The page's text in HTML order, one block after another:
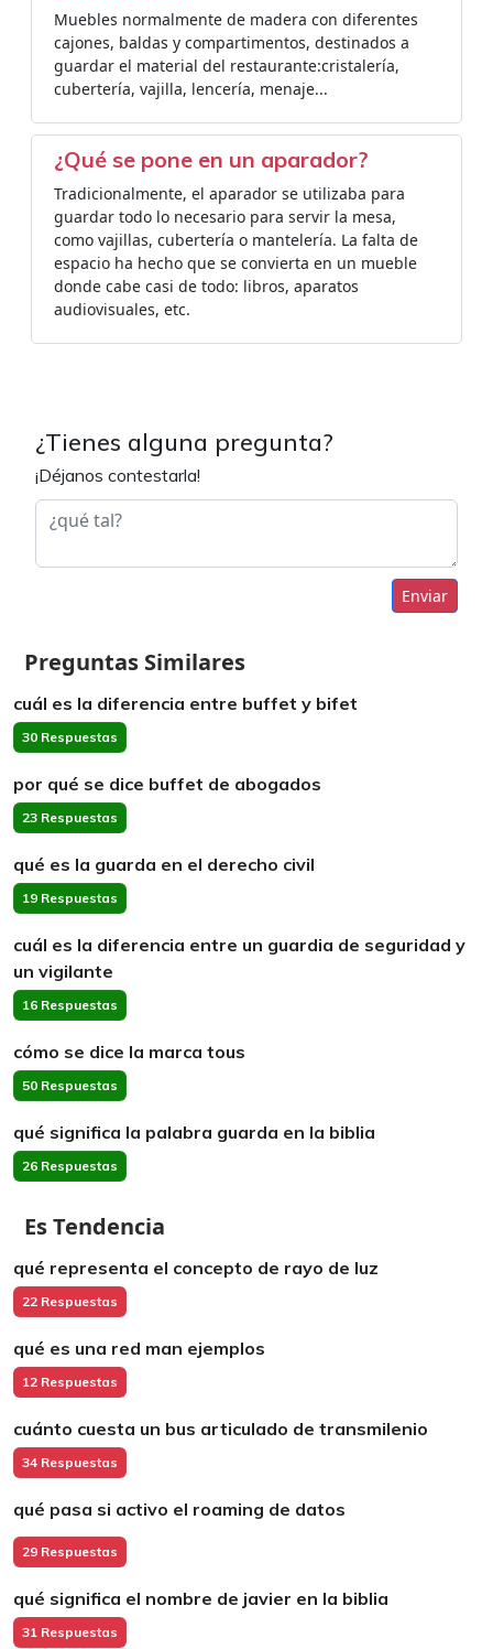
Muebles normalmente de madera con diferentes
cajones, baldas y compartimentos, destinados a
guardar el material del restaurante:cristalería,
cubertería, vajilla, lencería, menaje...
¿Qué se pone en un aparador?
Tradicionalmente, el aparador se utilizaba para
guardar todo lo necesario para servir la mesa,
como vajillas, cubertería o mantelería. La falta de
espacio ha hecho que se convierta en un mueble
donde cabe casi de todo: libros, aparatos
audiovisuales, etc.
¿Tienes alguna pregunta?
¡Déjanos contestarla!
Enviar
Preguntas Similares
cuál es la diferencia entre buffet y bifet
30 Respuestas
por qué se dice buffet de abogados
23 Respuestas
qué es la guarda en el derecho civil
19 Respuestas
cuál es la diferencia entre un guardia de seguridad y
un vigilante
16 Respuestas
cómo se dice la marca tous
50 Respuestas
qué significa la palabra guarda en la biblia
26 Respuestas
Es Tendencia
qué representa el concepto de rayo de luz
22 Respuestas
qué es una red man ejemplos
12 Respuestas
cuánto cuesta un bus articulado de transmilenio
34 Respuestas
qué pasa si activo el roaming de datos
29 Respuestas
qué significa el nombre de javier en la biblia
31 Respuestas